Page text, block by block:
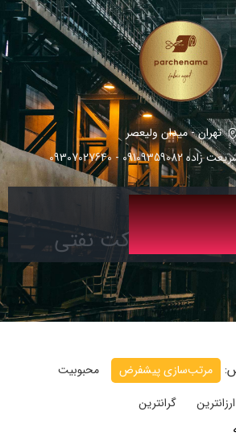
تهران - میدان ولیعصر
- 09307027640
پارچه شرکت نفتی
مرتب‌سازی پیشفرض
محبوبیت
ارزانترین گرانترین